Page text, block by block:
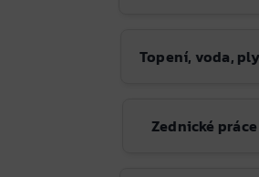
Topení, voda,
Zednické práce